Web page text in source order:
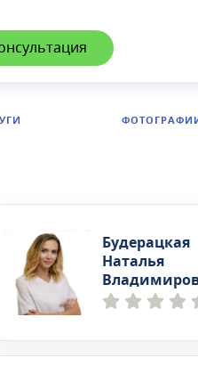
В центре
и другие виды
Врачи центра
Будерацкая
Наталья